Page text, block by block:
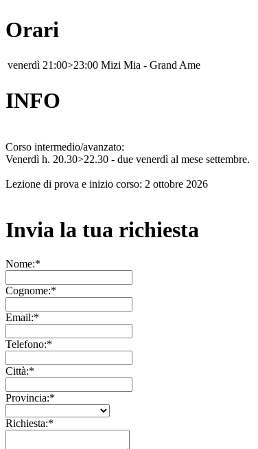
Orari
venerdì 21:00>23:00 Mizi Mia - Grand Ame
INFO
Corso intermedio/avanzato:
Venerdì h. 20.30>22.30 - due venerdì al mese settembre.
Lezione di prova e inizio corso: 2 ottobre 2026
Invia la tua richiesta
Nome:*
Cognome:*
Email:*
Telefono:*
Città:*
Provincia:*
Richiesta:*